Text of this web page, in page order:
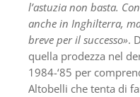
l’astuzia non basta.
anche in Inghilterra,
breve per il successo».
quella prodezza nel
1984-‘85 per
Altobelli che tenta di